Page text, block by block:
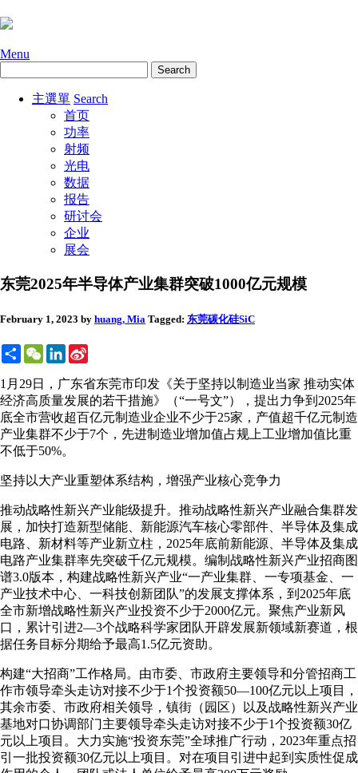
Menu
主選單 Search
首页
功率
射频
光电
数据
报告
研讨会
企业
展会
东莞2025年半导体产业集群突破1000亿元规模
February 1, 2023 by huang, Mia Tagged: 东莞碳化硅SiC
ShareWeChatLinkedIn
1月29日，广东省东莞市印发《关于坚持以制造业当家 推动实体
经济高质量发展的若干措施》（“一号文”），提出力争到2025年
底全市营收超百亿元制造业企业不少于25家，产值超千亿元制造
产业集群不少于7个，先进制造业增加值占规上工业增加值比重
不低于50%。
坚持以大产业重塑体系结构，增强产业核心竞争力
推动战略性新兴产业能级提升。推动战略性新兴产业融合集群发
展，加快打造新型储能、新能源汽车核心零部件、半导体及集成
电路、新材料等产业新立柱，2025年底前新能源、半导体及集成
电路产业集群率先突破千亿元规模。编制战略性新兴产业招商图
谱3.0版本，构建战略性新兴产业“一产业集群、一专项基金、一
产业技术中心、一科技创新团队”的发展支撑体系，到2025年底
全市新增战略性新兴产业投资不少于2000亿元。聚焦产业新风
口，累计引进2—3个战略科学家团队开辟发展新领域新赛道，根
据任务目标分期给予最高1.5亿元资助。
构建“大招商”工作格局。由市委、市政府主要领导和分管招商工
作市领导牵头走访对接不少于1个投资额50—100亿元以上项目，
其余市委、市政府相关领导，镇街（园区）以及战略性新兴产业
基地对口协调部门主要领导牵头走访对接不少于1个投资额30亿
元以上项目。大力实施“投资东莞”全球推广行动，2023年重点招
引一批投资额30亿元以上项目。对在项目引进中起到实质性促成